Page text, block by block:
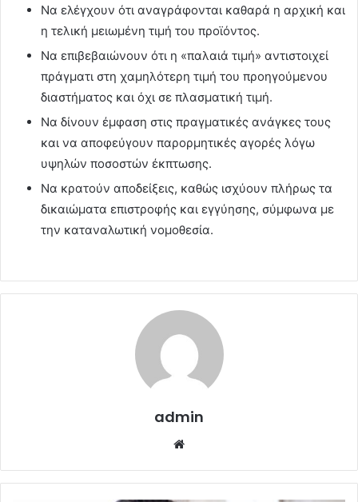
Να ελέγχουν ότι αναγράφονται καθαρά η αρχική και
η τελική μειωμένη τιμή του προϊόντος.
Να επιβεβαιώνουν ότι η «παλαιά τιμή» αντιστοιχεί
πράγματι στη χαμηλότερη τιμή του προηγούμενου
διαστήματος και όχι σε πλασματική τιμή.
Να δίνουν έμφαση στις πραγματικές ανάγκες τους
και να αποφεύγουν παρορμητικές αγορές λόγω
υψηλών ποσοστών έκπτωσης.
Να κρατούν αποδείξεις, καθώς ισχύουν πλήρως τα
δικαιώματα επιστροφής και εγγύησης, σύμφωνα με
την καταναλωτική νομοθεσία.
admin